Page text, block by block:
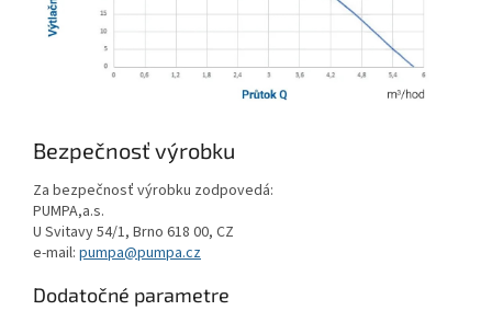
Bezpečnosť výrobku
Za bezpečnosť výrobku zodpovedá:
PUMPA,a.s.
U Svitavy 54/1, Brno 618 00, CZ
e-mail: pumpa@pumpa.cz
Dodatočné parametre